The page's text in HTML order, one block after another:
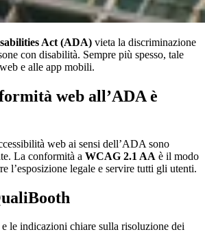
Act (ADA) vieta la discriminazione
con disabilità. Sempre più spesso, tale
e alle app mobili.
web all’ADA è
web ai sensi dell’ADA sono
La conformità a WCAG 2.1 AA è il modo
l’esposizione legale e servire tutti gli utenti.
le indicazioni chiare sulla risoluzione dei